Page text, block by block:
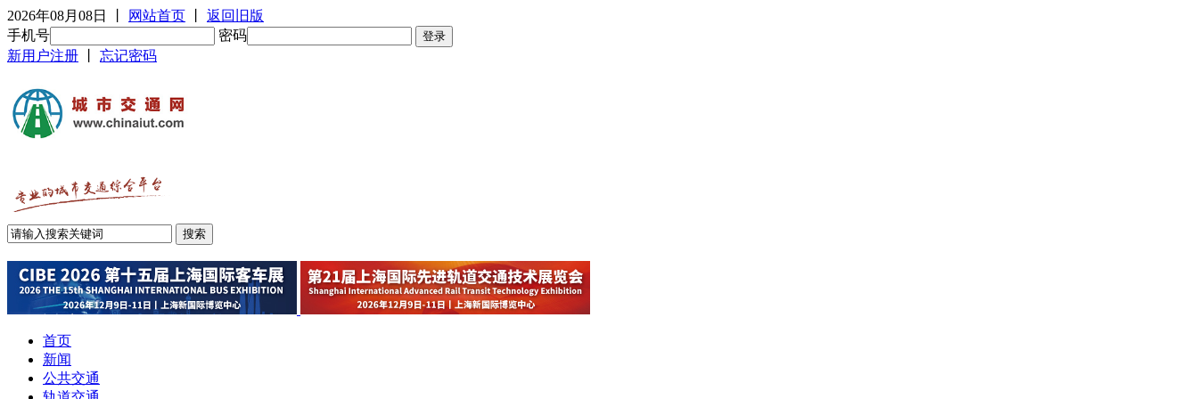
2026年08月08日 网站首页
返回旧版
手机号
密码
新用户注册
忘记密码
首页
新闻
公共交通